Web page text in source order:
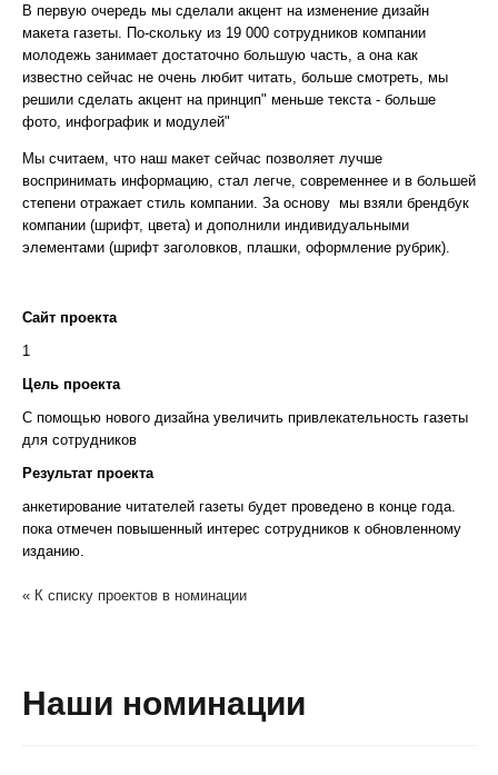
В первую очередь мы сделали акцент на изменение дизайн
макета газеты. По-скольку из 19 000 сотрудников компании
молодежь занимает достаточно большую часть, а она как
известно сейчас не очень любит читать, больше смотреть, мы
решили сделать акцент на принцип" меньше текста - больше
фото, инфографик и модулей"
Мы считаем, что наш макет сейчас позволяет лучше
воспринимать информацию, стал легче, современнее и в большей
степени отражает стиль компании. За основу мы взяли брендбук
компании (шрифт, цвета) и дополнили индивидуальными
элементами (шрифт заголовков, плашки, оформление рубрик).
Сайт проекта
1
Цель проекта
С помощью нового дизайна увеличить привлекательность газеты
для сотрудников
Результат проекта
анкетирование читателей газеты будет проведено в конце года.
пока отмечен повышенный интерес сотрудников к обновленному
изданию.
« К списку проектов в номинации
Наши номинации